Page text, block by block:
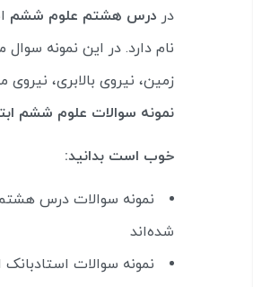
در درس هشتم علوم ششم
نام دارد. در این نمونه
زمین، نیروی بالابری،
نمونه سوالات علوم ششم
خوب است بدانید:
نمونه سوالات درس
شده‌اند
نمونه سوالات